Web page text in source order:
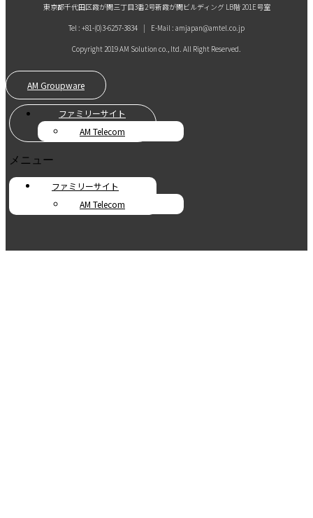
東京都千代田区霞が関三丁目3番2号新霞が関ビルディング LB階 201E号室
Tel : +81-(0)3-6257-3834 | E-Mail : amjapan@amtel.co.jp
Copyright 2019 AM Solution co., ltd. All Right Reserved.
AM Groupware
ファミリーサイト
AM Telecom
メニュー
ファミリーサイト
AM Telecom